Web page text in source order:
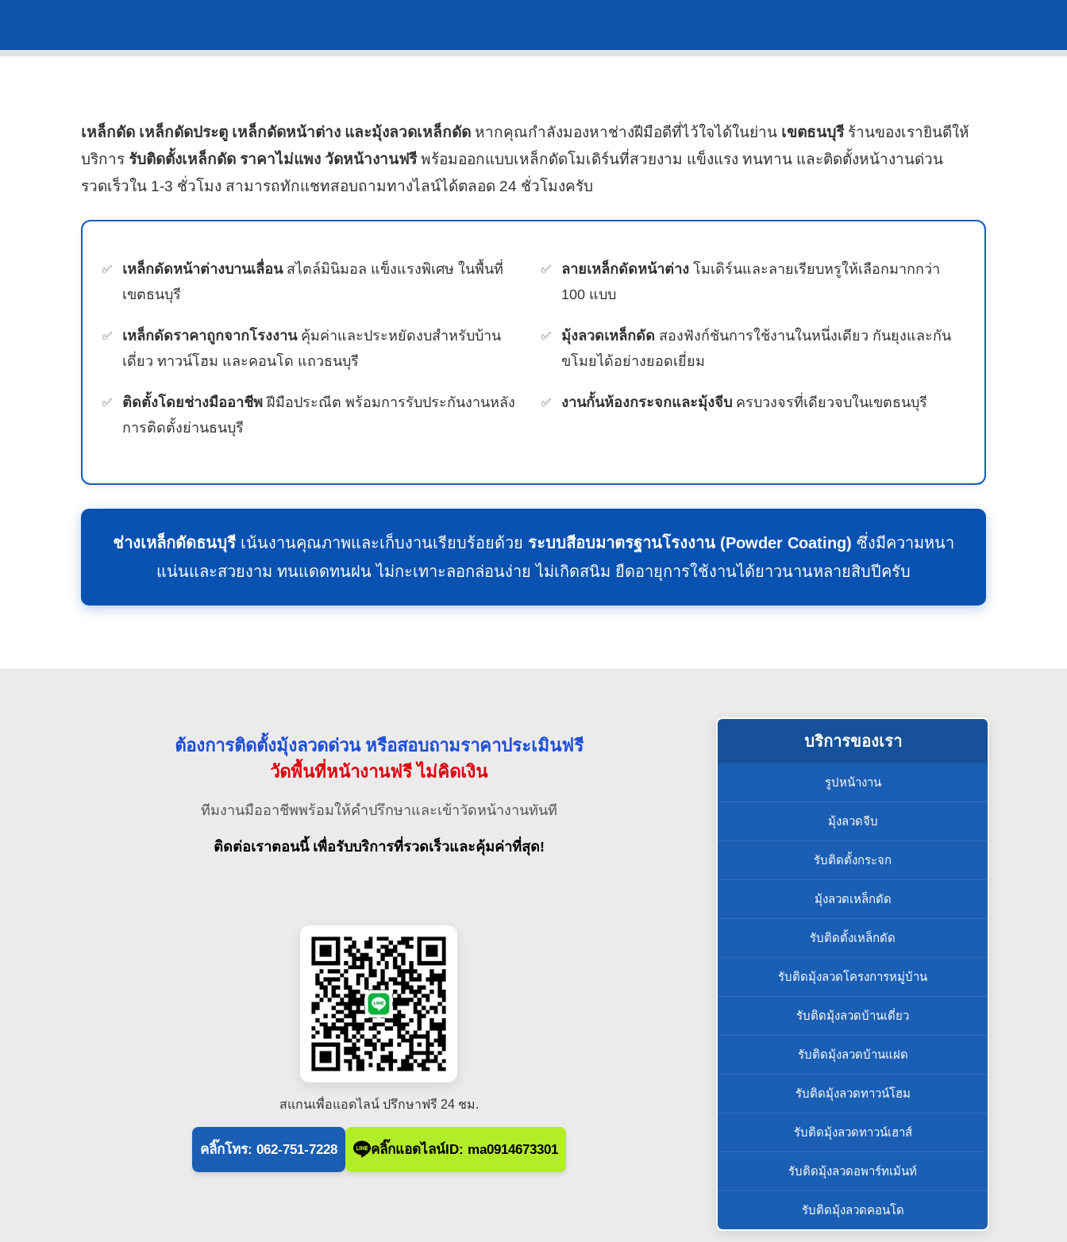
เหล็กดัด เหล็กดัดประตู เหล็กดัดหน้าต่าง และมุ้งลวดเหล็กดัด หากคุณกำลังมองหาช่างฝีมือดีที่ไว้ใจได้ในย่าน เขตธนบุรีร้านของเรายินดีให้
บริการ รับติดตั้งเหล็กดัด ราคาไม่แพง วัดหน้างานฟรีพร้อมออกแบบเหล็กดัดโมเดิร์นที่สวยงาม แข็งแรง ทนทาน และติดตั้งหน้างานด่วน
รวดเร็วใน 1-3 ชั่วโมง สามารถทักแชทสอบถามทางไลน์ได้ตลอด 24 ชั่วโมงครับ
เหล็กดัดหน้าต่างบานเลื่อนสไตล์มินิมอล แข็งแรงพิเศษ ในพื้นที่
เขตธนบุรี
ลายเหล็กดัดหน้าต่าง โมเดิร์นและลายเรียบหรูให้เลือกมากกว่า
100 แบบ
เหล็กดัดราคาถูกจากโรงงานคุ้มค่าและประหยัดงบสำหรับบ้าน
เดี่ยว ทาวน์โฮม และคอนโด แถวธนบุรี
มุ้งลวดเหล็กดัด สองฟังก์ชันการใช้งานในหนึ่งเดียว กันยุงและกัน
ขโมยได้อย่างยอดเยี่ยม
ติดตั้งโดยช่างมืออาชีพ ฝีมือประณีต พร้อมการรับประกันงานหลัง
การติดตั้งย่านธนบุรี
งานกั้นห้องกระจกและมุ้งจีบ ครบวงจรที่เดียวจบในเขตธนบุรี
ช่างเหล็กดัดธนบุรี เน้นงานคุณภาพและเก็บงานเรียบร้อยด้วย ระบบสีอบมาตรฐานโรงงาน (Powder Coating) ซึ่งมีความหนา
แน่นและสวยงาม ทนแดดทนฝน ไม่กะเทาะลอกล่อนง่าย ไม่เกิดสนิม ยืดอายุการใช้งานได้ยาวนานหลายสิบปีครับ
ต้องการติดตั้งมุ้งลวดด่วน หรือสอบถามราคาประเมินฟรี
วัดพื้นที่หน้างานฟรี ไม่คิดเงิน
ทีมงานมืออาชีพพร้อมให้คำปรึกษาและเข้าวัดหน้างานทันที
ติดต่อเราตอนนี้ เพื่อรับบริการที่รวดเร็วและคุ้มค่าที่สุด!
สแกนเพื่อแอดไลน์ ปรึกษาฟรี 24 ชม.
คลิ๊กโทร: 062-751-7228 คลิ๊กแอดไลน์ID: ma0914673301
บริการของเรา
รูปหน้างาน
มุ้งลวดจีบ
รับติดตั้งกระจก
มุ้งลวดเหล็กดัด
รับติดตั้งเหล็กดัด
รับติดมุ้งลวดโครงการหมู่บ้าน
รับติดมุ้งลวดบ้านเดี่ยว
รับติดมุ้งลวดบ้านแฝด
รับติดมุ้งลวดทาวน์โฮม
รับติดมุ้งลวดทาวน์เฮาส์
รับติดมุ้งลวดอพาร์ทเม้นท์
รับติดมุ้งลวดคอนโด